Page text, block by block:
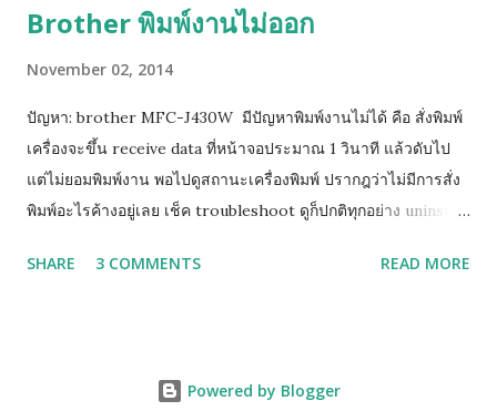
Brother พิมพ์งานไม่ออก
November 02, 2014
ปัญหา: brother MFC-J430W มีปัญหาพิมพ์งานไม่ได้ คือ สั่งพิมพ์
เครื่องจะขึ้น receive data ที่หน้าจอประมาณ 1 วินาที แล้วดับไป
แต่ไม่ยอมพิมพ์งาน พอไปดูสถานะเครื่องพิมพ์ ปรากฎว่าไม่มีการสั่ง
พิมพ์อะไรค้างอยู่เลย เช็ค troubleshoot ดูก็ปกติทุกอย่าง uninstall
print ได้ แต่ไม่สามารถพิมพ์ได้ วิธีแก้ไขเบื้องต้น ให้คุณทำการ Add
ปรากฎข้อความ Press Start กดปุ่ม Mono Start เครื่องจะพิมพ์
SHARE 3 COMMENTS READ MORE
Powered by Blogger